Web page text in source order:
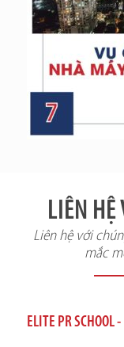
LIÊN HỆ
Liên hệ với
mắc
ELITE PR SCHOOL